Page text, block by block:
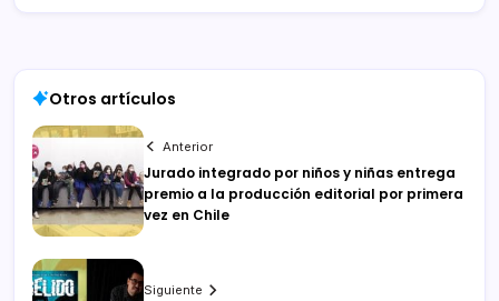
Otros artículos
Anterior
Jurado integrado por niños y niñas entrega
premio a la producción editorial por primera
vez en Chile
Siguiente